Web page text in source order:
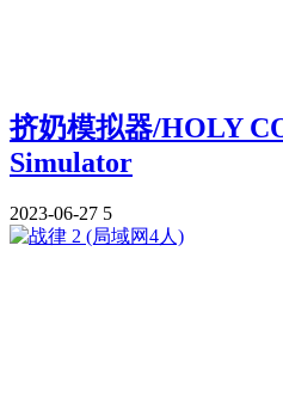
挤奶模拟器/HOLY
Simulator
2023-06-27 5